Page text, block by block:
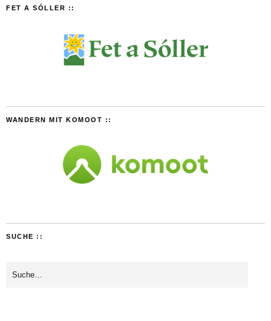
FET A SÓLLER ::
WANDERN MIT KOMOOT ::
SUCHE ::